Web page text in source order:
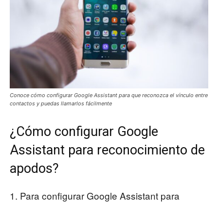
Conoce cómo configurar Google Assistant para que reconozca el vínculo entre
contactos y puedas llamarlos fácilmente
¿Cómo configurar Google
Assistant para reconocimiento de
apodos?
Para configurar Google Assistant para